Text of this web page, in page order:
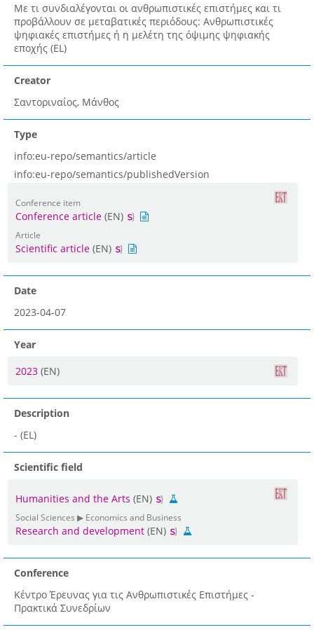
Με τι συνδιαλέγονται οι ανθρωπιστικές επιστήμες και τι
προβάλλουν σε μεταβατικές περιόδους: Ανθρωπιστικές
ψηφιακές επιστήμες ή η μελέτη της όψιμης ψηφιακής
εποχής (EL)
Creator
Σαντοριναίος, Μάνθος
Type
info:eu-repo/semantics/article
info:eu-repo/semantics/publishedVersion
Conference item
Conference article (EN)
Article
Scientific article (EN)
Date
2023-04-07
Year
2023 (EN)
Description
- (EL)
Scientific field
Humanities and the Arts (EN)
Social Sciences ▶ Economics and Business
Research and development (EN)
Conference
Κέντρο Έρευνας για τις Ανθρωπιστικές Επιστήμες -
Πρακτικά Συνεδρίων